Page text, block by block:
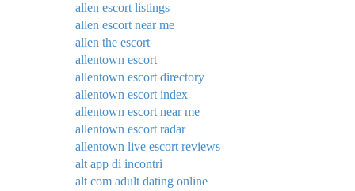
allen escort listings
allen escort near me
allen the escort
allentown escort
allentown escort directory
allentown escort index
allentown escort near me
allentown escort radar
allentown live escort reviews
alt app di incontri
alt com adult dating online